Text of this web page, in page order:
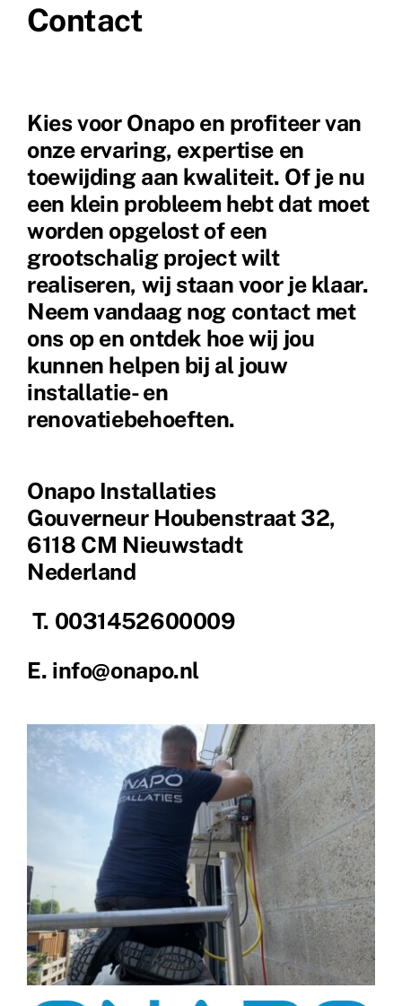
Contact
Kies voor Onapo en profiteer van
onze ervaring, expertise en
toewijding aan kwaliteit. Of je nu
een klein probleem hebt dat moet
worden opgelost of een
grootschalig project wilt
realiseren, wij staan voor je klaar.
Neem vandaag nog contact met
ons op en ontdek hoe wij jou
kunnen helpen bij al jouw
installatie- en
renovatiebehoeften.
Onapo Installaties
Gouverneur Houbenstraat 32,
6118 CM Nieuwstadt
Nederland
T. 0031452600009
E. info@onapo.nl